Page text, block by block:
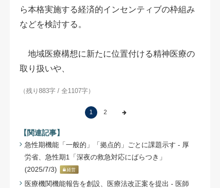
ら本格実施する経済的インセンティブの枠組み
などを検討する。
地域医療構想に新たに位置付ける精神医療の
取り扱いや、
（残り883字 / 全1107字）
1 2
【関連記事】
急性期機能「一般的」「拠点的」ごとに課題示す - 厚
労省、急性期1「深夜の救急対応にばらつき」
(2025/7/3)
経営
医療機関機能報告を創設、医療法改正案を提出 - 医師